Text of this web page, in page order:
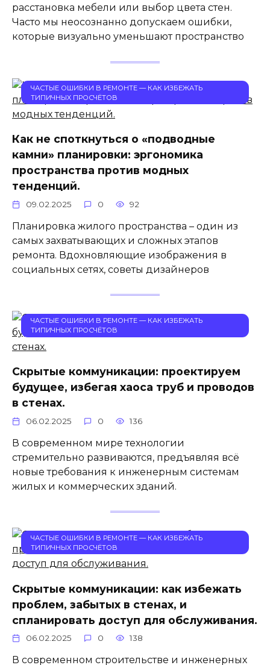
расстановка мебели или выбор цвета стен.
Часто мы неосознанно допускаем ошибки,
которые визуально уменьшают пространство
ЧАСТЫЕ ОШИБКИ В РЕМОНТЕ — КАК ИЗБЕЖАТЬ
ТИПИЧНЫХ ПРОСЧЁТОВ
Как не споткнуться о «подводные
камни» планировки: эргономика
пространства против модных
тенденций.
09.02.2025 0 92
Планировка жилого пространства – один из
самых захватывающих и сложных этапов
ремонта. Вдохновляющие изображения в
социальных сетях, советы дизайнеров
ЧАСТЫЕ ОШИБКИ В РЕМОНТЕ — КАК ИЗБЕЖАТЬ
ТИПИЧНЫХ ПРОСЧЁТОВ
Скрытые коммуникации: проектируем
будущее, избегая хаоса труб и проводов
в стенах.
06.02.2025 0 136
В современном мире технологии
стремительно развиваются, предъявляя всё
новые требования к инженерным системам
жилых и коммерческих зданий.
ЧАСТЫЕ ОШИБКИ В РЕМОНТЕ — КАК ИЗБЕЖАТЬ
ТИПИЧНЫХ ПРОСЧЁТОВ
Скрытые коммуникации: как избежать
проблем, забытых в стенах, и
спланировать доступ для обслуживания.
06.02.2025 0 138
В современном строительстве и инженерных